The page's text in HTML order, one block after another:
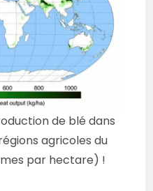
de blé dans
agricoles du
par hectare) !